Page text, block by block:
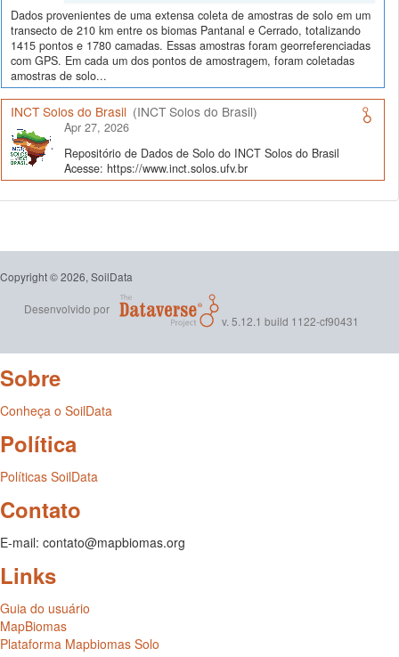
Dados provenientes de uma extensa coleta de amostras de solo em um
transecto de 210 km entre os biomas Pantanal e Cerrado, totalizando
1415 pontos e 1780 camadas. Essas amostras foram georreferenciadas
com GPS. Em cada um dos pontos de amostragem, foram coletadas
amostras de solo...
INCT Solos do Brasil (INCT Solos do Brasil)
Apr 27, 2026
Repositório de Dados de Solo do INCT Solos do Brasil
Acesse: https://www.inct.solos.ufv.br
Copyright © 2026, SoilData
Desenvolvido por
v. 5.12.1 build 1122-cf90431
Sobre
Conheça o SoilData
Política
Políticas SoilData
Contato
E-mail: contato@mapbiomas.org
Links
Guia do usuário
MapBiomas
Plataforma Mapbiomas Solo